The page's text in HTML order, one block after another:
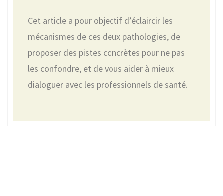
Cet article a pour objectif d’éclaircir les
mécanismes de ces deux pathologies, de
proposer des pistes concrètes pour ne pas
les confondre, et de vous aider à mieux
dialoguer avec les professionnels de santé.